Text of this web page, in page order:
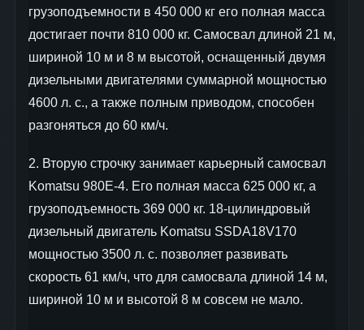
грузоподъемности в 450 000 кг его полная масса
достигает почти 810 000 кг. Самосвал длиной 21 м,
шириной 10 м и 8 м высотой, оснащенный двумя
дизельными двигателями суммарной мощностью
4600 л. с., а также полным приводом, способен
разгоняться до 60 км/ч.
2. Вторую строчку занимает карьерный самосвал
Komatsu 980E-4. Его полная масса 625 000 кг, а
грузоподъемность 369 000 кг. 18-цилиндровый
дизельный двигатель Komatsu SSDA18V170
мощностью 3500 л. с. позволяет развивать
скорость 61 км/ч, что для самосвала длиной 14 м,
шириной 10 м и высотой 8 м совсем не мало.